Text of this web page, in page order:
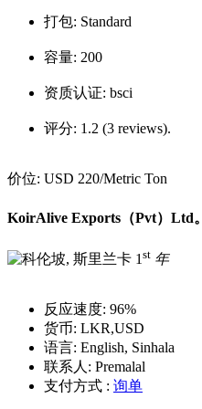
打包: Standard
容量: 200
资质认证: bsci
评分: 1.2 (3 reviews).
价位: USD 220/Metric Ton
KoirAlive Exports（Pvt）Ltd。
1 st 年
反应速度: 96%
货币: LKR,USD
语言: English, Sinhala
联系人: Premalal
支付方式 : 询单